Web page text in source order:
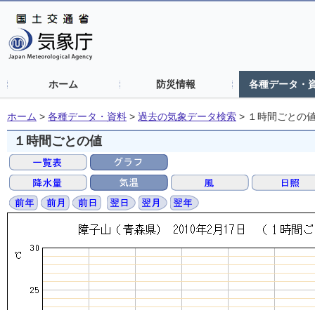
ホーム 防災情報 各種データ・
ホーム > 各種データ・資料 > 過去の気象データ検索 > １時間ごとの
１時間ごとの値